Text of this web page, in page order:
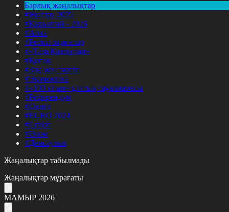
Барлық жаңалықтар
#Жолдау 2025
#Құрылтай - 2026
#Апта
#Ресми оқиғалар
#«Таза Қазақстан»
#Қоғам
#Заң мен тәртіп
#Экономика
#«100 кітап» ұлттық сауалнамасы
#Референдум
#Оқиға
#EURO 2024
#Спорт
#Әлем
#Денсаулық
Жаңалықтар табылмады
Жаңалықтар мұрағаты
МАМЫР 2026